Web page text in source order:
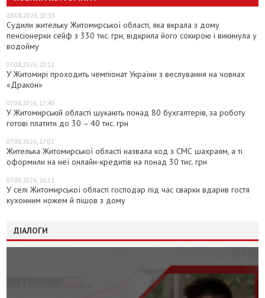
08.08.2026, 10:33
Судили жительку Житомирської області, яка вкрала з дому
пенсіонерки сейф з 330 тис. грн, відкрила його сокирою і викинула у
водойму
07.08.2026, 20:12
У Житомирі проходить чемпіонат України з веслування на човнах
«Дракон»
07.08.2026, 17:40
У Житомирській області шукають понад 80 бухгалтерів, за роботу
готові платити до 30 – 40 тис. грн
07.08.2026, 17:02
Жителька Житомирської області назвала код з СМС шахраям, а ті
оформили на неї онлайн-кредитів на понад 30 тис. грн
07.08.2026, 16:31
У селі Житомирської області господар під час сварки вдарив гостя
кухонним ножем й пішов з дому
ДІАЛОГИ